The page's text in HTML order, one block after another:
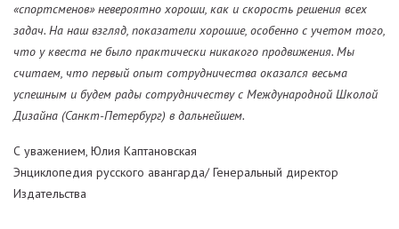
«спортсменов» невероятно хороши, как и скорость решения всех
задач. На наш взгляд, показатели хорошие, особенно с учетом того,
что у квеста не было практически никакого продвижения. Мы
считаем, что первый опыт сотрудничества оказался весьма
успешным и будем рады сотрудничеству с Международной Школой
Дизайна (Санкт-Петербург) в дальнейшем.
С уважением, Юлия Каптановская
Энциклопедия русского авангарда/ Генеральный директор
Издательства